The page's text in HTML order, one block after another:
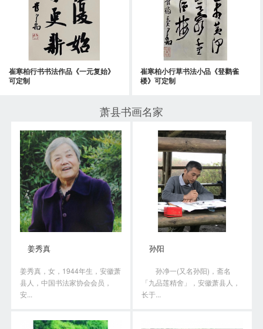
崔寒柏行书书法作品《一元复始》
可定制
崔寒柏小行草书法小品《登鹳雀
楼》可定制
萧县书画名家
姜秀真
姜秀真，女，1944年生，安徽萧
县人，中国书法家协会会员，
安...
孙阳
孙净一(又名孙阳)，斋名
「九品莲精舍」，安徽萧县人，
长于...